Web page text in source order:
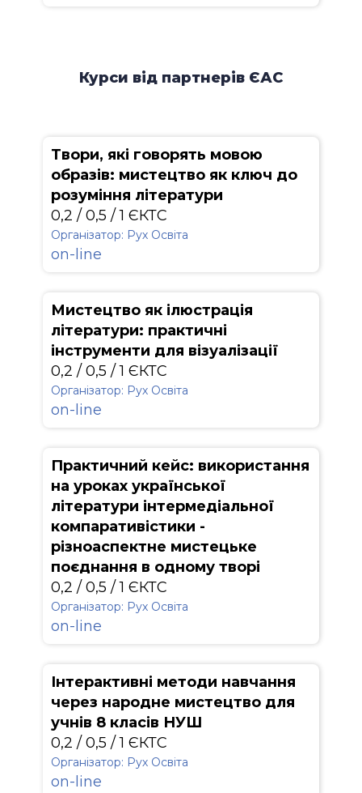
Курси від партнерів ЄАС
Твори, які говорять мовою
образів: мистецтво як ключ до
розуміння літератури
0,2 / 0,5 / 1 ЄКТС
Організатор: Рух Освіта
on-line
Мистецтво як ілюстрація
літератури: практичні
інструменти для візуалізації
0,2 / 0,5 / 1 ЄКТС
Організатор: Рух Освіта
on-line
Практичний кейс: використання
на уроках української
літератури інтермедіальної
компаративістики -
різноаспектне мистецьке
поєднання в одному творі
0,2 / 0,5 / 1 ЄКТС
Організатор: Рух Освіта
on-line
Інтерактивні методи навчання
через народне мистецтво для
учнів 8 класів НУШ
0,2 / 0,5 / 1 ЄКТС
Організатор: Рух Освіта
on-line